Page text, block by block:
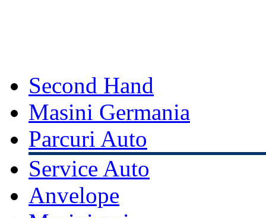
Second Hand
Masini Germania
Parcuri Auto
Service Auto
Anvelope